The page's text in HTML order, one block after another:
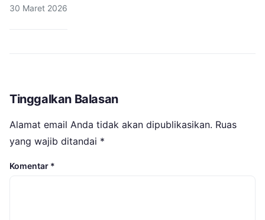
30 Maret 2026
Tinggalkan Balasan
Alamat email Anda tidak akan dipublikasikan. Ruas
yang wajib ditandai *
Komentar *